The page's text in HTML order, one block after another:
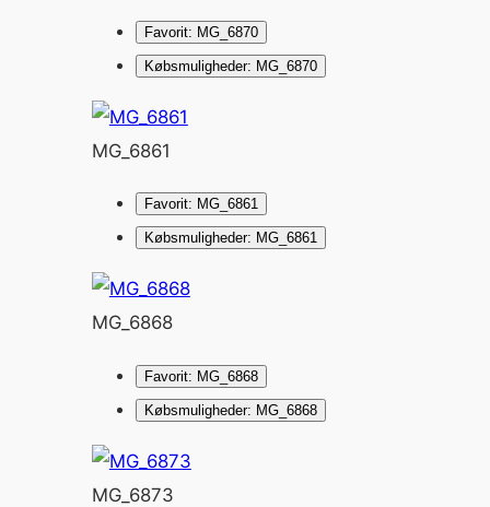
Favorit: MG_6870
Købsmuligheder: MG_6870
MG_6861
Favorit: MG_6861
Købsmuligheder: MG_6861
MG_6868
Favorit: MG_6868
Købsmuligheder: MG_6868
MG_6873